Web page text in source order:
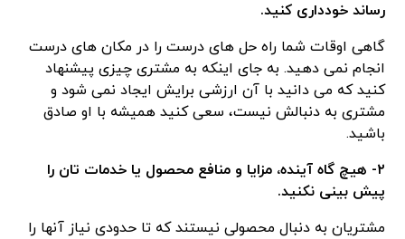
رساند خودداری کنید.
گاهی اوقات شما راه حل های درست را در مکان های درست
انجام نمی دهید. به جای اینکه به مشتری چیزی پیشنهاد
کنید که می دانید با آن ارزشی برایش ایجاد نمی شود و
مشتری به دنبالش نیست، سعی کنید همیشه با او صادق
باشید.
۲- هیچ گاه آینده، مزایا و منافع محصول یا خدمات تان را
پیش بینی نکنید.
مشتریان به دنبال محصولی نیستند که تا حدودی نیاز آنها را